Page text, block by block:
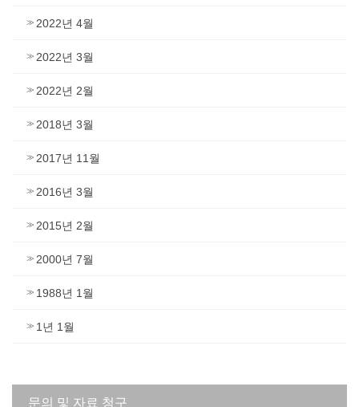
2022년 4월
2022년 3월
2022년 2월
2018년 3월
2017년 11월
2016년 3월
2015년 2월
2000년 7월
1988년 1월
1년 1월
문의 및 자료 청구